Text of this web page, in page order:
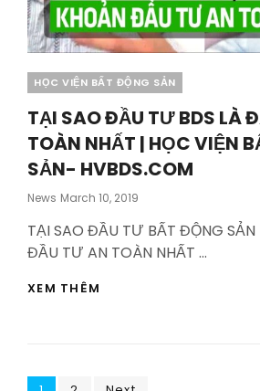
Categories
HỌC VIỆN BẤT ĐỘNG SẢN
TẠI SAO ĐẦU TƯ BDS LÀ
TOÀN NHẤT | HỌC VIỆN
SẢN- HVBDS.COM
News Posted
March 10, 2019
TẠI SAO ĐẦU TƯ BẤT ĐỘNG SẢN
ĐẦU TƯ AN TOÀN NHẤT …
XEM THÊM